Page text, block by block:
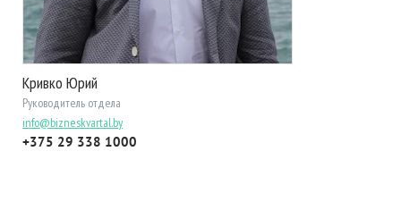
Кривко Юрий
Руководитель отдела
info@bizneskvartal.by
+375 29 338 1000